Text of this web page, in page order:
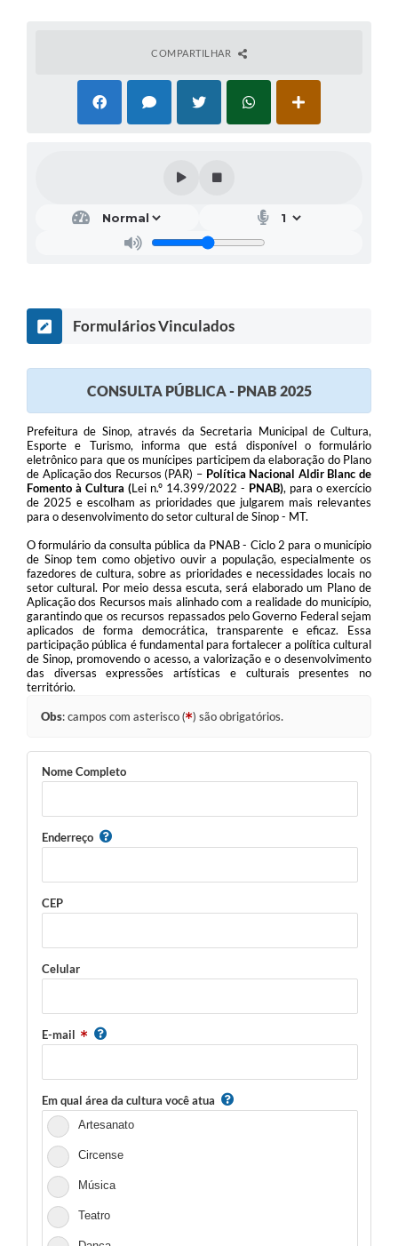
COMPARTILHAR
Formulários Vinculados
CONSULTA PÚBLICA - PNAB 2025
Prefeitura de Sinop, através da Secretaria Municipal de Cultura,
Esporte e Turismo, informa que está disponível o formulário
eletrônico para que os munícipes participem da elaboração do Plano
de Aplicação dos Recursos (PAR) – Política Nacional Aldir Blanc de
Fomento à Cultura (Lei n.º 14.399/2022 - PNAB), para o exercício
de 2025 e escolham as prioridades que julgarem mais relevantes
para o desenvolvimento do setor cultural de Sinop - MT.
O formulário da consulta pública da PNAB - Ciclo 2 para o município
de Sinop tem como objetivo ouvir a população, especialmente os
fazedores de cultura, sobre as prioridades e necessidades locais no
setor cultural. Por meio dessa escuta, será elaborado um Plano de
Aplicação dos Recursos mais alinhado com a realidade do município,
garantindo que os recursos repassados pelo Governo Federal sejam
aplicados de forma democrática, transparente e eficaz. Essa
participação pública é fundamental para fortalecer a política cultural
de Sinop, promovendo o acesso, a valorização e o desenvolvimento
das diversas expressões artísticas e culturais presentes no
território.
Obs: campos com asterisco ( ) são obrigatórios.
Nome Completo
Enderreço
CEP
Celular
E-mail
Em qual área da cultura você atua
Artesanato
Circense
Música
Teatro